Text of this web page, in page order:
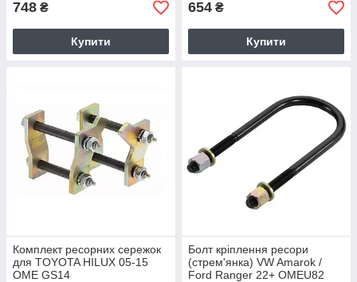
748 ₴
Купити
654 ₴
Купити
Комплект ресорних сережок
для TOYOTA HILUX 05-15
OME GS14
Болт кріплення ресори
(стрем'янка) VW Amarok /
Ford Ranger 22+ OMEU82